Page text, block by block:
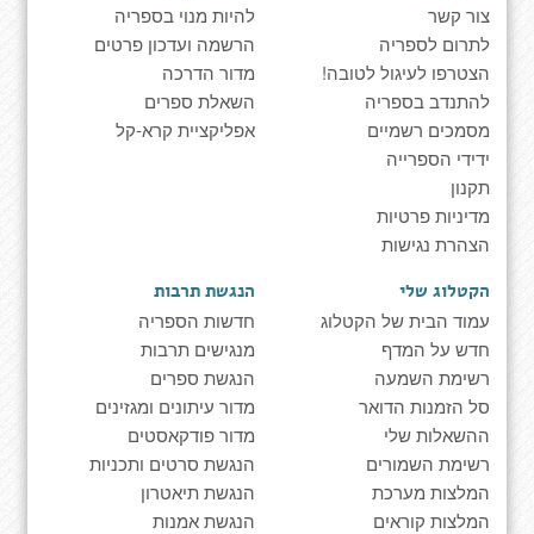
צור קשר
לתרום לספריה
הצטרפו לעיגול לטובה!
להתנדב בספריה
מסמכים רשמיים
ידידי הספרייה
תקנון
מדיניות פרטיות
הצהרת נגישות
להיות מנוי בספריה
הרשמה ועדכון פרטים
מדור הדרכה
השאלת ספרים
אפליקציית קרא-קל
הקטלוג שלי
עמוד הבית של הקטלוג
חדש על המדף
רשימת השמעה
סל הזמנות הדואר
ההשאלות שלי
רשימת השמורים
המלצות מערכת
המלצות קוראים
הנגשת תרבות
חדשות הספריה
מנגישים תרבות
הנגשת ספרים
מדור עיתונים ומגזינים
מדור פודקאסטים
הנגשת סרטים ותכניות
הנגשת תיאטרון
הנגשת אמנות